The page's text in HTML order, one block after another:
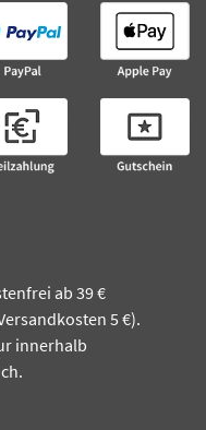
ab 39 €
5 €).
innerhalb